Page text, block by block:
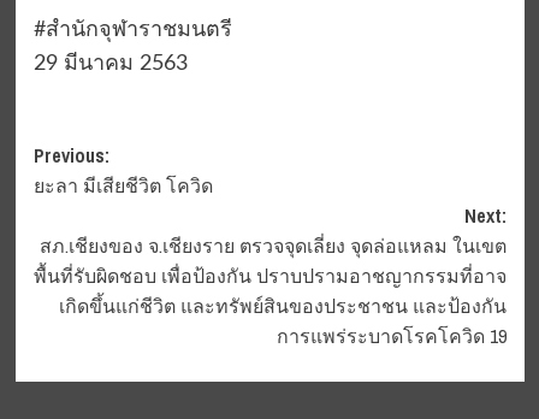
#สำนักจุฬาราชมนตรี
29 มีนาคม 2563
Post
navigation
Previous:
ยะลา มีเสียชีวิต โควิด
Next:
สภ.เชียงของ จ.เชียงราย ตรวจจุดเลี่ยง จุดล่อแหลม ในเขต
พื้นที่รับผิดชอบ เพื่อป้องกัน ปราบปรามอาชญากรรมที่อาจ
เกิดขึ้นแก่ชีวิต และทรัพย์สินของประชาชน และป้องกัน
การแพร่ระบาดโรคโควิด 19